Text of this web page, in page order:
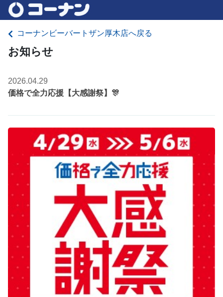
コーナンビーバートザン厚木店へ戻る
お知らせ
2026.04.29
価格で全力応援【大感謝祭】🎊